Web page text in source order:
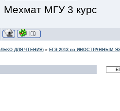
Мехмат МГУ 3 курс
ДЛЯ ЧТЕНИЯ)» ЕГЭ 2013 по ИНОСТРАННЫМ